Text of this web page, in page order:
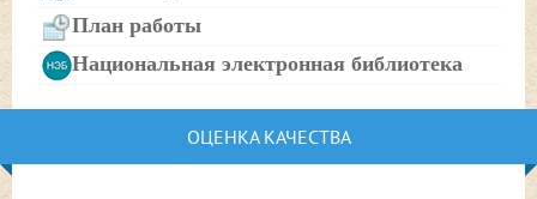
План работы
Национальная электронная библиотека
ОЦЕНКА КАЧЕСТВА